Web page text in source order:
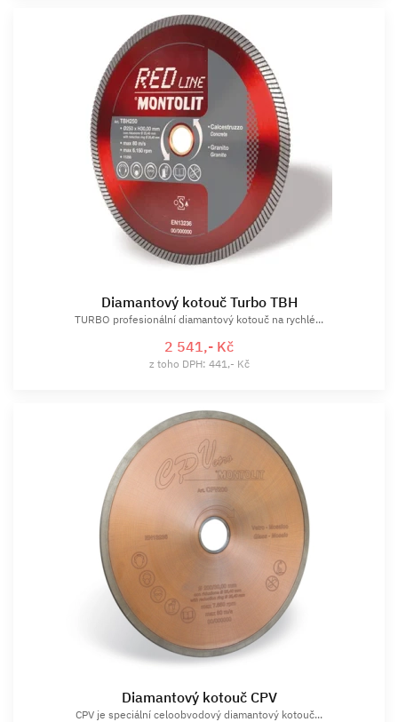
Diamantový kotouč Turbo TBH
TURBO profesionální diamantový kotouč na rychlé...
2 541,- Kč
z toho DPH: 441,- Kč
Diamantový kotouč CPV
CPV je speciální celoobvodový diamantový kotouč...